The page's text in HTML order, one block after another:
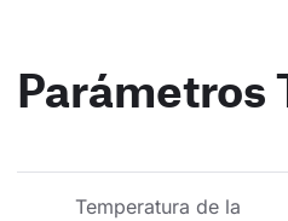
Parámetros
Temperatura de la